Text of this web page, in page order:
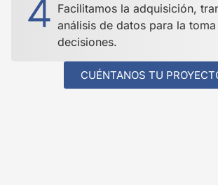
Facilitamos la adquisición,
análisis de datos para la
decisiones.
CUÉNTANOS TU